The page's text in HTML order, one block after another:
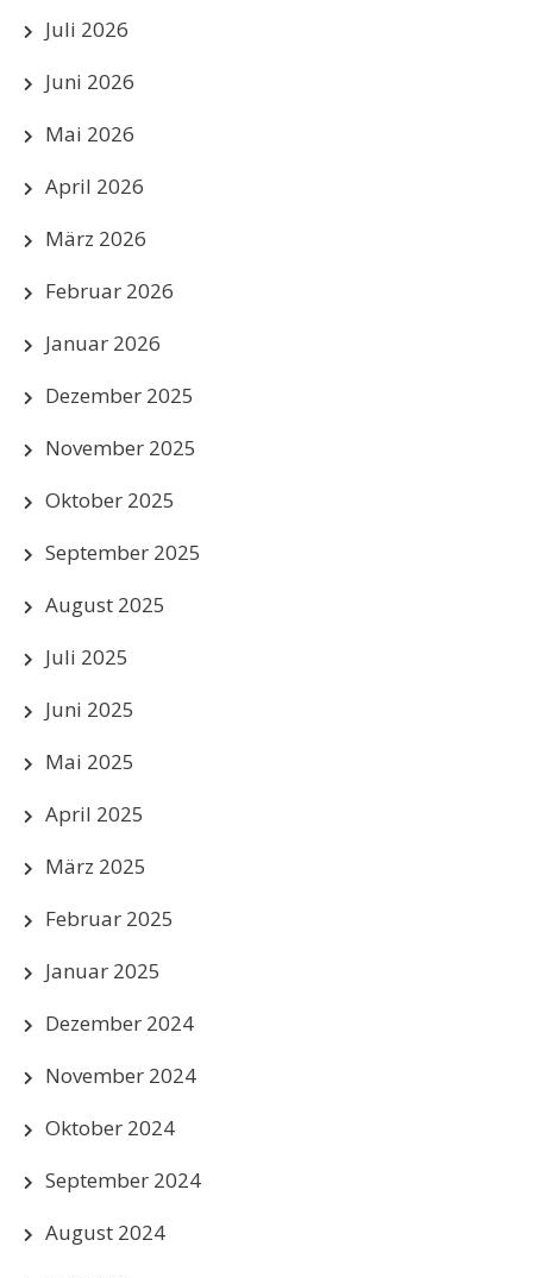
Juli 2026
Juni 2026
Mai 2026
April 2026
März 2026
Februar 2026
Januar 2026
Dezember 2025
November 2025
Oktober 2025
September 2025
August 2025
Juli 2025
Juni 2025
Mai 2025
April 2025
März 2025
Februar 2025
Januar 2025
Dezember 2024
November 2024
Oktober 2024
September 2024
August 2024